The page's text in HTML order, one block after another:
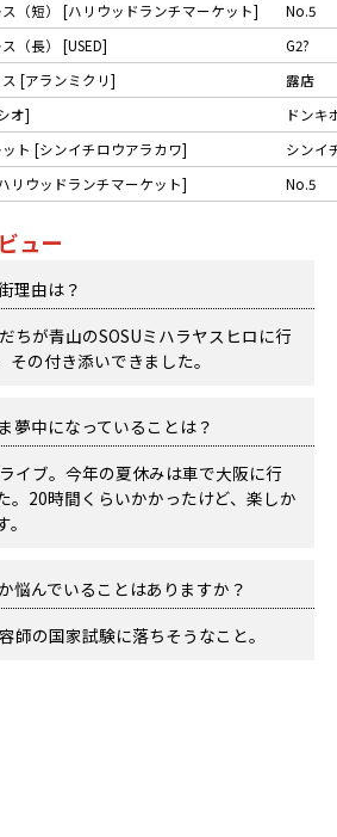
（短） [ハリウッドランチマーケット]
No.5
（長） [USED]
G2?
[アランミクリ]
露店
オ]
ドンキ
ト [シンイチロウアラカワ]
シンイ
リウッドランチマーケット]
No.5
ュー
理由は？
ちが青山のSOSUミハラヤスヒロに行
その付き添いできました。
夢中になっていることは？
イブ。今年の夏休みは車で大阪に行
。20時間くらいかかったけど、楽しか
悩んでいることはありますか？
師の国家試験に落ちそうなこと。